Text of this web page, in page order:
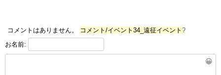
コメントはありません。 コメント/イベント34_遠征イベント ?
お名前:
😀